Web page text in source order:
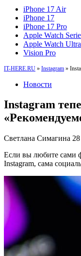
iPhone 17 Air
iPhone 17
iPhone 17 Pro
Apple Watch
Apple Watch
Vision Pro
IT-HERE.RU » Instagram »
Новости
Instagram
Светлана Симагина
Если вы любите сами
Instagram, сама